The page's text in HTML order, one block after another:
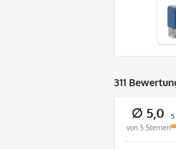
311
∅ 5,0
von 5 Sternen